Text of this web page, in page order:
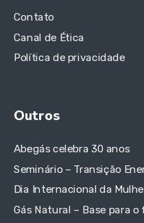
Contato
Canal de Ética
Política de privacidade
Outros
Abegás celebra 30 anos
Seminário – Transição
Dia Internacional da
Gás Natural – Base para